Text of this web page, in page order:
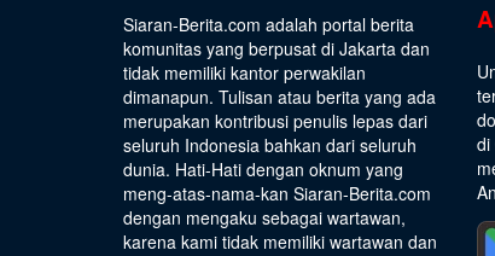
Siaran-Berita.com adalah portal berita
komunitas yang berpusat di Jakarta dan
tidak memiliki kantor perwakilan
dimanapun. Tulisan atau berita yang ada
merupakan kontribusi penulis lepas dari
seluruh Indonesia bahkan dari seluruh
dunia. Hati-Hati dengan oknum yang
meng-atas-nama-kan Siaran-Berita.com
dengan mengaku sebagai wartawan,
karena kami tidak memiliki wartawan dan
di